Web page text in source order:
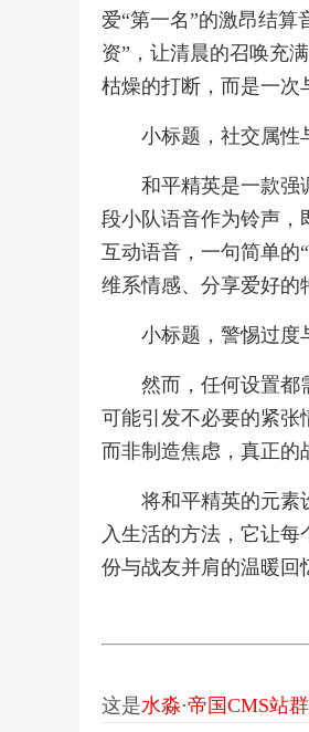
爱“第一名”的激昂结算
资”，让清晨的召唤充
枯燥的打断，而是一次
小标题，社交属性
和平精英是一款强
段小队语音作为铃声，
互动语音，一句简单的
维系情感、分享爱好的
小标题，警惕过度
然而，任何设置都
可能引发不必要的紧张
而非制造焦虑，真正的
将和平精英的元素
入生活的方法，它让
份与战友并肩的温暖回
这是水淼·帝国CMS站